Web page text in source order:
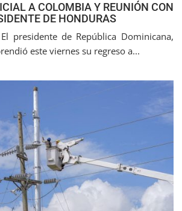
A COLOMBIA Y REUNIÓN CON
DE HONDURAS
presidente de República Dominicana,
este viernes su regreso a...